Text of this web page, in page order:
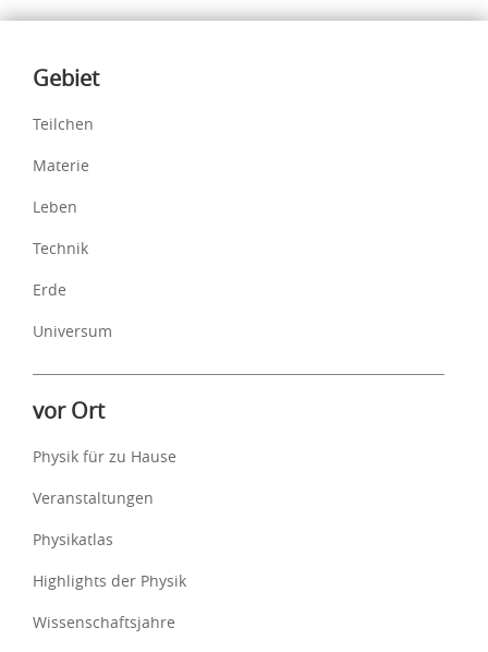
Inhalte
Gebiet
Teilchen
Materie
Leben
Technik
Erde
Universum
vor Ort
Physik für zu Hause
Veranstaltungen
Physikatlas
Highlights der Physik
Wissenschaftsjahre